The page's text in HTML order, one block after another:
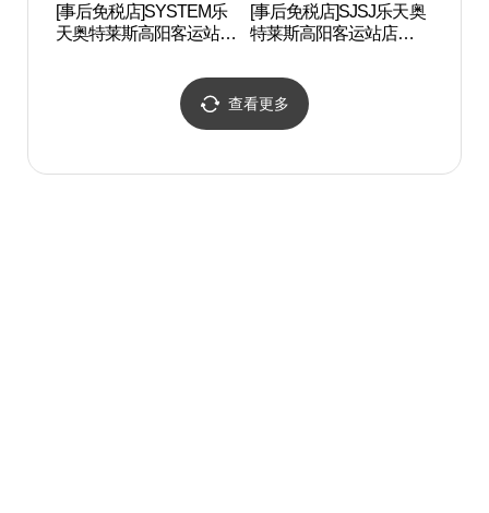
[事后免税店]SYSTEM乐
天奥特莱斯高阳客运站店
[事后免税店]SJSJ乐天奥
特莱斯高阳客运站店
미널점)
查看更多